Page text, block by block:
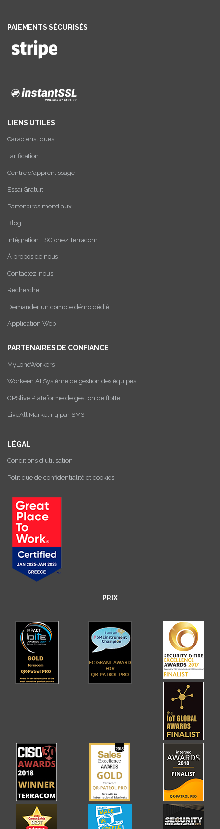
PAIEMENTS SÉCURISÉS
LIENS UTILES
Caractéristiques
Tarification
Centre d'apprentissage
Essai Gratuit
Partenaires mondiaux
Blog
Intégration ESG chez Terracom
À propos de nous
Contactez-nous
Recherche
Demander un compte démo dédié
Application Web
PARTENAIRES DE CONFIANCE
MyLoneWorkers
Workeen AI Système de gestion des équipes
GPSlive Plateforme de gestion de flotte
LiveAll Marketing par SMS
LÉGAL
Conditions d'utilisation
Politique de confidentialité et cookies
PRIX